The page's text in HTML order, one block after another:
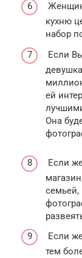
кухню
набор
Если
ей
Она
Если
семьей,
Если
тем